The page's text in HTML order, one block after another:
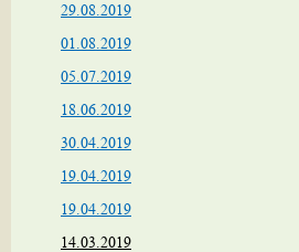
29.08.2019
01.08.2019
05.07.2019
18.06.2019
30.04.2019
19.04.2019
19.04.2019
14.03.2019